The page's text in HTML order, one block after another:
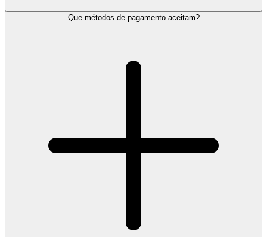
Que métodos de pagamento aceitam?